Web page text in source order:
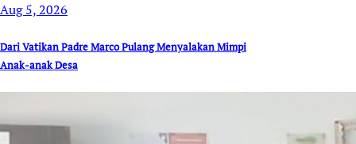
Aug 5, 2026
Dari Vatikan Padre Marco Pulang Menyalakan Mimpi
Anak-anak Desa